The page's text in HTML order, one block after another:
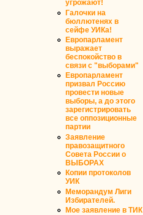
угрожают!
Галочки на
бюллютенях в
сейфе УИКа!
Европарламент
выражает
беспокойство в
связи с "выборами"
Европарламент
призвал Россию
провести новые
выборы, а до этого
зарегистрировать
все оппозиционные
партии
Заявление
правозащитного
Совета России о
ВЫБОРАХ
Копии протоколов
УИК
Меморандум Лиги
Избирателей.
Мое заявление в ТИК